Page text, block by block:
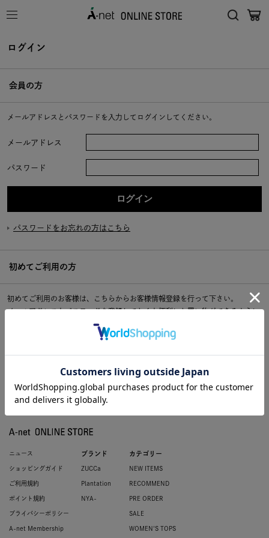
ログイン
会員の方
メールアドレスとパスワードを入力してログインしてください。
メールアドレス
パスワード
パスワードをお忘れの方はこちら
初めてご利用の方
初めてご利用のお客様は、こちらからお客様情報登録を行って下さい。
メールアドレスとパスワードを登録しておくと便利にお買い物ができるように
ニュース
ショッピングガイド
ご利用規約
ポイント規約
プライバシーポリシー
A-net Membership
ブランド
ZUCCa
Plantation
NYA-
カテゴリー
NEW ITEMS
RECOMMEND
PRE ORDER
SALE
WOMEN'S TOPS